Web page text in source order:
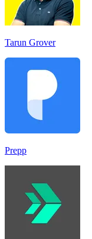
Tarun Grover
Prepp